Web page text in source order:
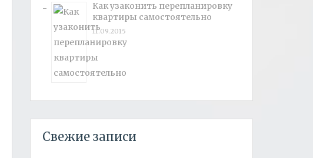
Как узаконить перепланировку
квартиры самостоятельно
11.09.2015
Свежие записи